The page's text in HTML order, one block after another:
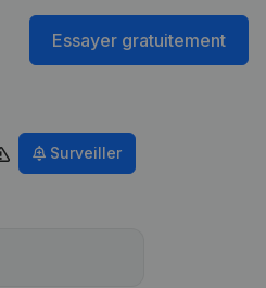
Essayer gratuitement
Surveiller